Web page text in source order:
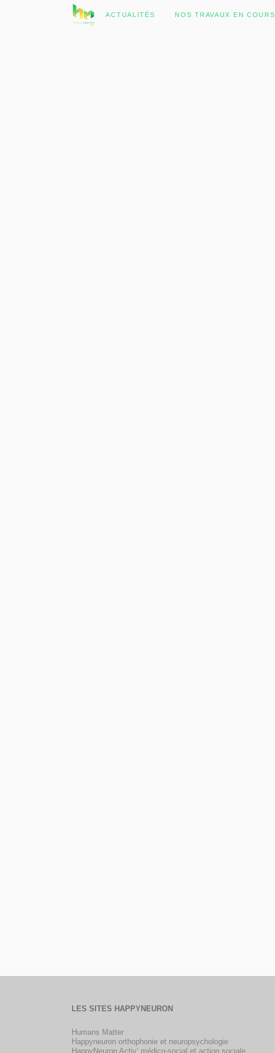
ACTUALITÉS NOS TRAVAUX EN COURS
No posts were found.
LES SITES HAPPYNEURON
Humans Matter
Happyneuron orthophonie et neuropsychologie
HappyNeuron Activ’ médico-social et action sociale